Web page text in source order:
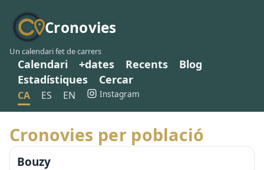
Cronovies
Un calendari fet de carrers
Calendari +dates Recents
Blog
Estadístiques
Cercar
CA ES EN Instagram
Cronovies per població
Bouzy